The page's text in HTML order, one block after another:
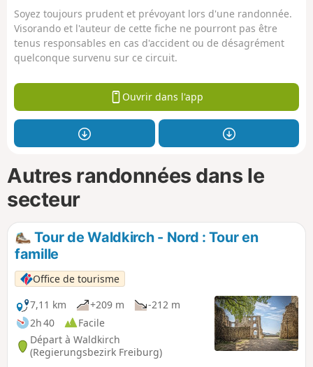
Soyez toujours prudent et prévoyant lors d'une randonnée.
Visorando et l'auteur de cette fiche ne pourront pas être
tenus responsables en cas d'accident ou de désagrément
quelconque survenu sur ce circuit.
Ouvrir dans l'app
Autres randonnées dans le
secteur
Tour de Waldkirch - Nord : Tour en
famille
Office de tourisme
7,11 km
+209 m
-212 m
2h 40
Facile
Départ à Waldkirch
(Regierungsbezirk Freiburg)